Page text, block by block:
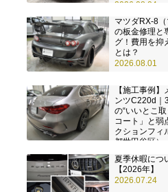
2026.08.04
マツダRX-8（
の板金修理と
グ！費用を抑
とは？
2026.08.01
【施工事例
ンツC220d｜
の“いいとこ
コート」と弱
クションフィ
都世田谷区）
夏季休暇につ
【2026年】
2026.07.24